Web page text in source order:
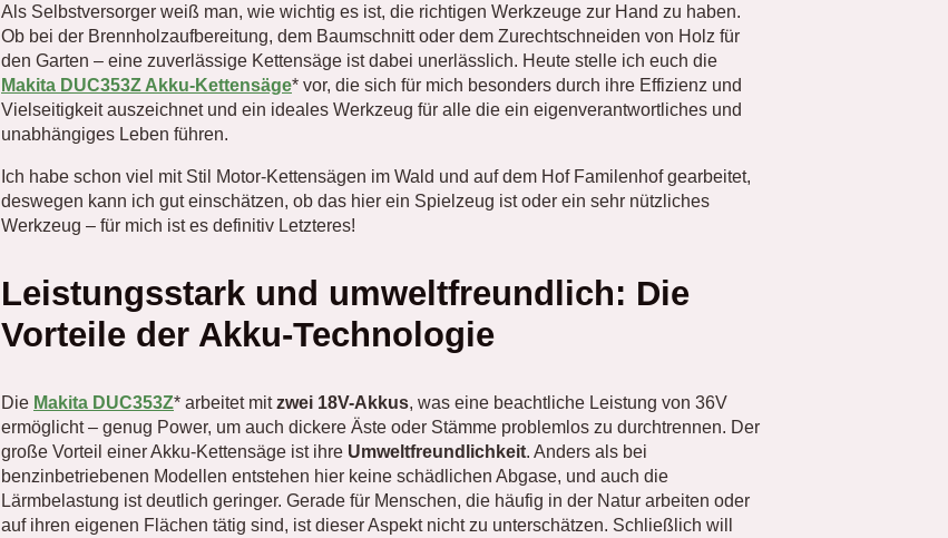
Als Selbstversorger weiß man, wie wichtig es ist, die richtigen Werkzeuge zur Hand zu haben.
Ob bei der Brennholzaufbereitung, dem Baumschnitt oder dem Zurechtschneiden von Holz für
den Garten – eine zuverlässige Kettensäge ist dabei unerlässlich. Heute stelle ich euch die
Makita DUC353Z Akku-Kettensäge* vor, die sich für mich besonders durch ihre Effizienz und
Vielseitigkeit auszeichnet und ein ideales Werkzeug für alle die ein eigenverantwortliches und
unabhängiges Leben führen.
Ich habe schon viel mit Stil Motor-Kettensägen im Wald und auf dem Hof Familenhof gearbeitet,
deswegen kann ich gut einschätzen, ob das hier ein Spielzeug ist oder ein sehr nützliches
Werkzeug – für mich ist es definitiv Letzteres!
Leistungsstark und umweltfreundlich: Die
Vorteile der Akku-Technologie
Die Makita DUC353Z* arbeitet mitzwei 18V-Akkus, was eine beachtliche Leistung von 36V
ermöglicht – genug Power, um auch dickere Äste oder Stämme problemlos zu durchtrennen. Der
große Vorteil einer Akku-Kettensäge ist ihre Umweltfreundlichkeit. Anders als bei
benzinbetriebenen Modellen entstehen hier keine schädlichen Abgase, und auch die
Lärmbelastung ist deutlich geringer. Gerade für Menschen, die häufig in der Natur arbeiten oder
auf ihren eigenen Flächen tätig sind, ist dieser Aspekt nicht zu unterschätzen. Schließlich will